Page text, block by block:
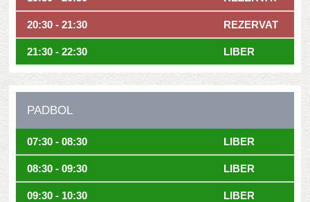
20:30 - 21:30 REZERVAT
21:30 - 22:30 LIBER
PADBOL
07:30 - 08:30 LIBER
08:30 - 09:30 LIBER
09:30 - 10:30 LIBER